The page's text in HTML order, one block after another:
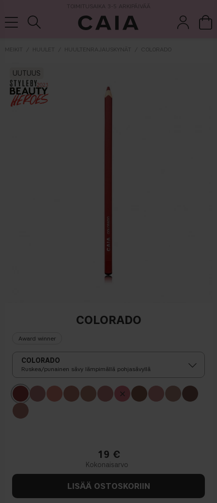
TOIMITUSAIKA 3-5 ARKIPÄIVÄÄ
MEIKIT HUULET HUULTENRAJAUSKYNÄT COLORADO
UUTUUS
COLORADO
19 €
Award winner
COLORADO
Ruskea/punainen sävy lämpimällä pohjasävyllä
LISÄÄ OSTOSKORIIN
tarvikkeet